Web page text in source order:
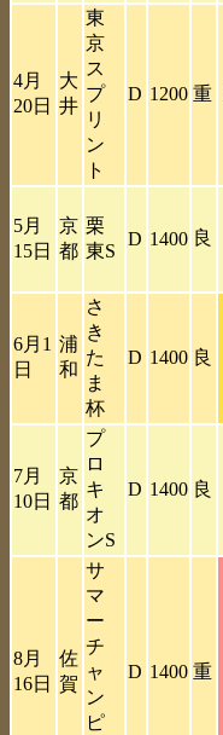
4月
20日
大
井
東
京
ス
プ
リ
ン
ト
D 1200 重
5月
15日
京
都
栗
東S
D 1400 良
6月1
日
浦
和
さ
き
た
ま
杯
D 1400 良
7月
10日
京
都
プ
ロ
キ
オ
ンS
D 1400 良
8月
16日
佐
賀
サ
マ
ー
チ
ャ
ン
ピ
D 1400 重